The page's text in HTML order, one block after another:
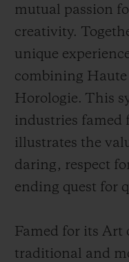
mutual passion
creativity.
unique
combining
Horologie. This
industries famed
illustrates the
daring, respect
ending quest for
Famed for its Art
traditional and